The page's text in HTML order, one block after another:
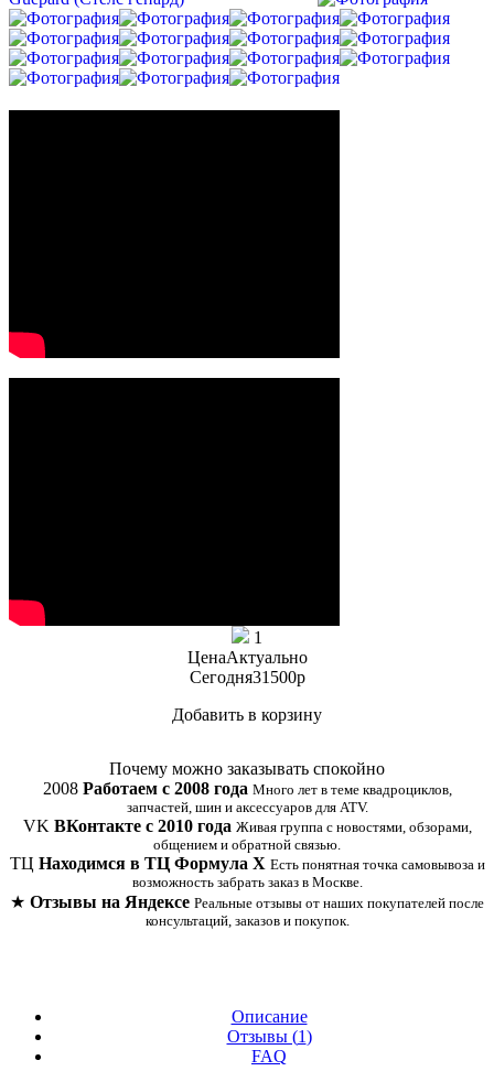
1
ЦенаАктуально
Сегодня31500p
Добавить в корзину
Почему можно заказывать спокойно
2008 Работаем с 2008 года Много лет в теме квадроциклов,
запчастей, шин и аксессуаров для ATV.
VK ВКонтакте с 2010 года Живая группа с новостями, обзорами,
общением и обратной связью.
ТЦ Находимся в ТЦ Формула Х Есть понятная точка самовывоза и
возможность забрать заказ в Москве.
★ Отзывы на Яндексе Реальные отзывы от наших покупателей после
консультаций, заказов и покупок.
Описание
Отзывы (1)
FAQ